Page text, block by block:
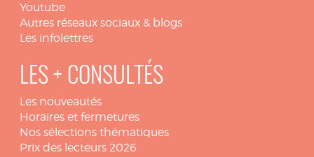
Youtube
Autres réseaux sociaux & blogs
Les infolettres
LES + CONSULTÉS
Les nouveautés
Horaires et fermetures
Nos sélections thématiques
Prix des lecteurs 2026